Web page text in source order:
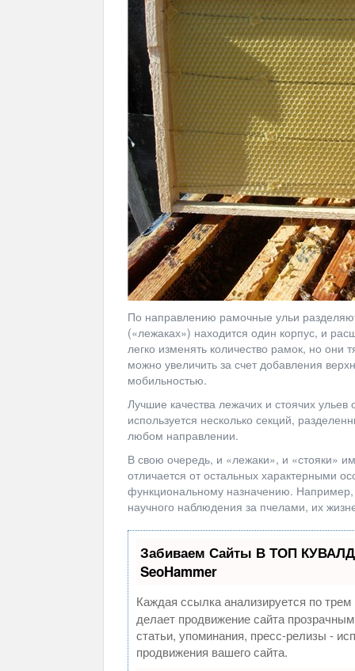
По направлению рамочные ульи
(«лежаках») находится один корпус, и
легко изменять количество рамок, но
можно увеличить за счет добавления
мобильностью.
Лучшие качества лежачих и стоячих
используется несколько секций,
любом направлении.
В свою очередь, и «лежаки», и «стояки»
отличается от остальных характерными
функциональному назначению.
научного наблюдения за пчелами, их
Забиваем Сайты В ТОП
SeoHammer
Каждая ссылка анализируется по
делает продвижение сайта
статьи, упоминания, пресс-релизы -
продвижения вашего сайта.